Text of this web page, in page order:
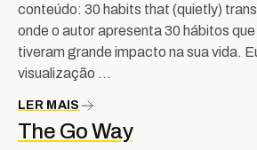
conteúdo: 30 habits that (quietly)
onde o autor apresenta 30 hábitos
tiveram grande impacto na sua vida.
visualização …
LER MAIS
The Go Way